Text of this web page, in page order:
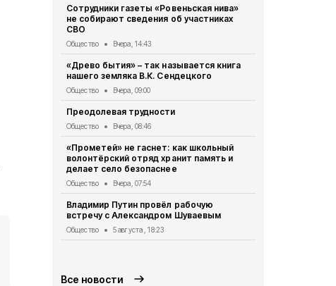
Сотрудники газеты «Ровеньская нива»
не собирают сведения об участниках
СВО
Общество Вчера, 14:43
«Древо бытия» – так называется книга
нашего земляка В.К. Сендецкого
Общество Вчера, 09:00
Преодолевая трудности
Общество Вчера, 08:46
«Прометей» не гаснет: как школьный
волонтёрский отряд хранит память и
делает село безопаснее
Общество Вчера, 07:54
Владимир Путин провёл рабочую
встречу с Александром Шуваевым
Общество 5 августа , 18:23
Все новости